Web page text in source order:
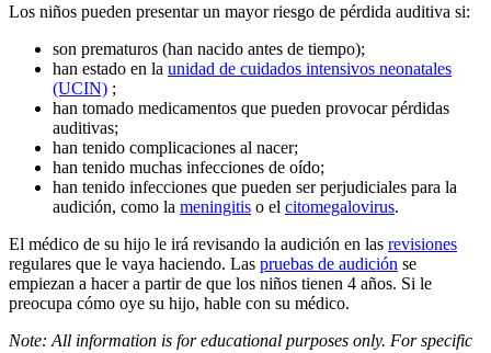
Los niños pueden presentar un mayor riesgo de pérdida auditiva si:
son prematuros (han nacido antes de tiempo);
han estado en la unidad de cuidados intensivos neonatales
(UCIN) ;
han tomado medicamentos que pueden provocar pérdidas
auditivas;
han tenido complicaciones al nacer;
han tenido muchas infecciones de oído;
han tenido infecciones que pueden ser perjudiciales para la
audición, como la meningitis o el citomegalovirus.
El médico de su hijo le irá revisando la audición en las revisiones
regulares que le vaya haciendo. Las pruebas de audición se
empiezan a hacer a partir de que los niños tienen 4 años. Si le
preocupa cómo oye su hijo, hable con su médico.
Note: All information is for educational purposes only. For specific